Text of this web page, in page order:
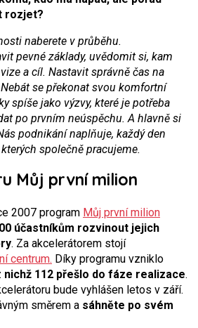
rozjet?
naberete v průběhu.
pevné základy, uvědomit si, kam
a cíl. Nastavit správně čas na
se překonat svou komfortní
spíše jako výzvy, které je potřeba
po prvním neúspěchu. A hlavně si
podnikání naplňuje, každý den
společně pracujeme.
Můj první milion
2007 program Můj první milion
účastníkům rozvinout jejich
. Za akcelerátorem stojí
centrum. Díky programu vzniklo
nichž 112 přešlo do fáze realizace.
bude vyhlášen letos v září.
směrem a sáhněte po svém